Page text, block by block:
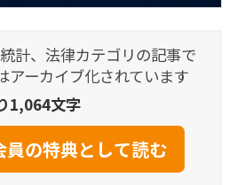
計、法律カテゴリの記事で
アーカイブ化されています
1,064文字